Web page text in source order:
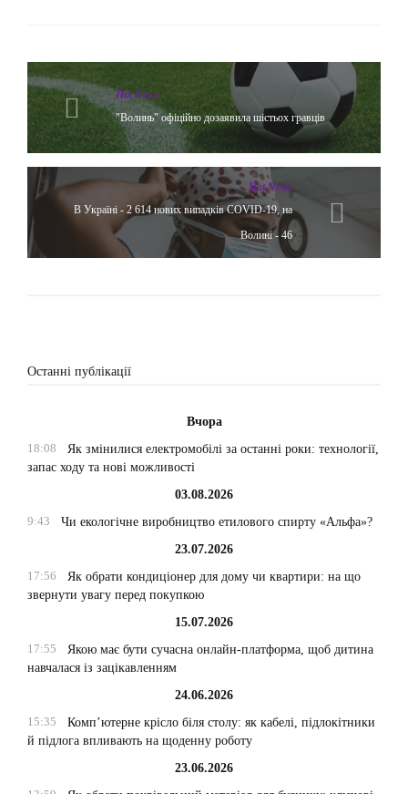
Hot News
"Волинь" офіційно дозаявила шістьох гравців
Hot News
В Україні - 2 614 нових випадків COVID-19, на
Волині - 46
Останні публікації
Вчора
18:08
Як змінилися електромобілі за останні роки: технології,
запас ходу та нові можливості
03.08.2026
9:43
Чи екологічне виробництво етилового спирту «Альфа»?
23.07.2026
17:56
Як обрати кондиціонер для дому чи квартири: на що
звернути увагу перед покупкою
15.07.2026
17:55
Якою має бути сучасна онлайн-платформа, щоб дитина
навчалася із зацікавленням
24.06.2026
15:35
Комп’ютерне крісло біля столу: як кабелі, підлокітники
й підлога впливають на щоденну роботу
23.06.2026